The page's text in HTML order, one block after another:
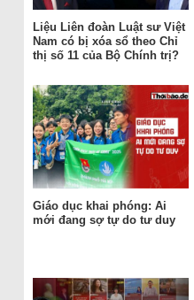
Liệu Liên đoàn Luật sư Việt
Nam có bị xóa sổ theo Chỉ
thị số 11 của Bộ Chính trị?
Giáo dục khai phóng: Ai
mới đang sợ tự do tư duy